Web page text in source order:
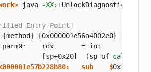
java -XX
{method} {0x000001e56a4002e0}
parm0:    rdx =
[sp+0x20] (sp of caller
sub    $